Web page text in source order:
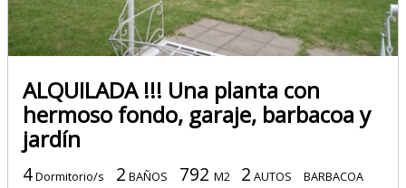
ALQUILADA !!! Una planta con
hermoso fondo, garaje, barbacoa y
jardín
4Dormitorio/s 2 BAÑOS 792 M2 2 AUTOS
BARBACOA